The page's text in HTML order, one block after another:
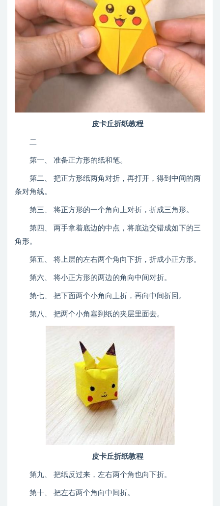
皮卡丘折纸教程
二
第一、 准备正方形的纸和笔。
第二、 把正方形纸两角对折，再打开，得到中间的两
条对角线。
第三、 将正方形的一个角向上对折，折成三角形。
第四、 两手拿着底边的中点，将底边交错成如下的三
角形。
第五、 将上层的左右两个角向下折，折成小正方形。
第六、 将小正方形的两边的角向中间对折。
第七、 把下面两个小角向上折，再向中间折回。
第八、 把两个小角塞到纸的夹层里面去。
皮卡丘折纸教程
第九、 把纸反过来，左右两个角也向下折。
第十、 把左右两个角向中间折。